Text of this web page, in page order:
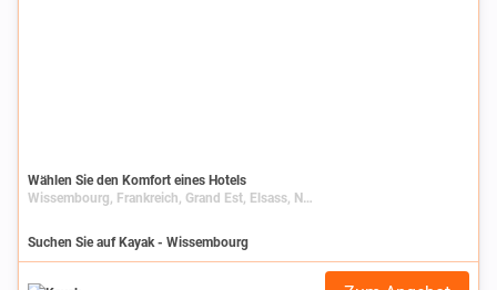
Wählen Sie den Komfort eines Hotels
Wissembourg, Frankreich, Grand Est, Elsass, Niederrhein
Suchen Sie auf Kayak - Wissembourg